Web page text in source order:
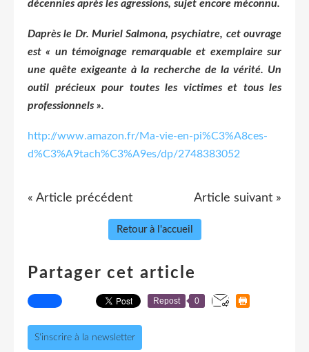
décennies après les agressions, sujet encore méconnu.
Daprès le Dr. Muriel Salmona, psychiatre, cet ouvrage
est « un témoignage remarquable et exemplaire sur
une quête exigeante à la recherche de la vérité. Un
outil précieux pour toutes les victimes et tous les
professionnels ».
http://www.amazon.fr/Ma-vie-en-pi%C3%A8ces-
d%C3%A9tach%C3%A9es/dp/2748383052
« Article précédent Article suivant »
Retour à l'accueil
Partager cet article
Repost 0
S'inscrire à la newsletter